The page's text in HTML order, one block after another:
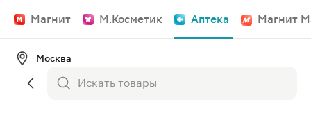
Магнит М.Косметик Аптека Магнит
Москва